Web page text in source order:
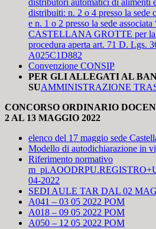
distributori automatici di alimenti
distribuiti: n. 2 o 4 presso la sede
e n. 1 o 2 presso la sede
CASTELLANA GROTTE per la
procedura aperta art. 71 D. Lgs.
A025C1D882
Convenzione CONSIP
PER GLI ALLEGATI AL
SUAMMINISTRAZIONE
CONCORSO ORDINARIO
2 AL 13 MAGGIO 2022
elenco del 17 maggio sede
Modello di autodichiarazione in
Riferimento normativo
04-2022
SEDI AULE TAR DAL 02
A041 – 03 05 2022 POM
A018 – 09 05 2022 POM
A050 – 12 05 2022 POM